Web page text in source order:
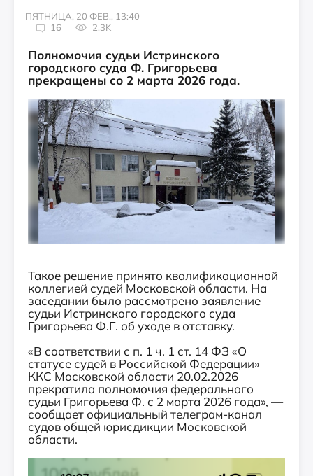
ПЯТНИЦА, 20 ФЕВ., 13:40
16
2.3K
Полномочия судьи Истринского
городского суда Ф. Григорьева
прекращены со 2 марта 2026 года.
Такое решение принято квалификационной
коллегией судей Московской области. На
заседании было рассмотрено заявление
судьи Истринского городского суда
Григорьева Ф.Г. об уходе в отставку.
«В соответствии с п. 1 ч. 1 ст. 14 ФЗ «О
статусе судей в Российской Федерации»
ККС Московской области 20.02.2026
прекратила полномочия федерального
судьи Григорьева Ф. с 2 марта 2026 года», —
сообщает официальный телеграм-канал
судов общей юрисдикции Московской
области.